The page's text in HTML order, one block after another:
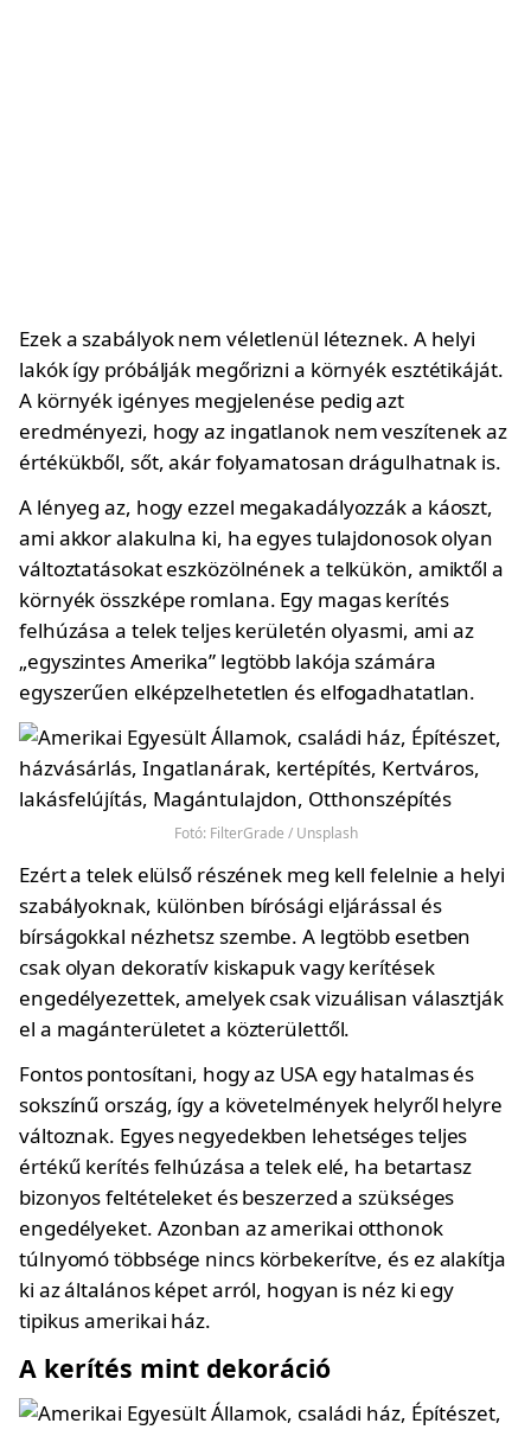
Ezek a szabályok nem véletlenül léteznek. A helyi
lakók így próbálják megőrizni a környék esztétikáját.
A környék igényes megjelenése pedig azt
eredményezi, hogy az ingatlanok nem veszítenek az
értékükből, sőt, akár folyamatosan drágulhatnak is.
A lényeg az, hogy ezzel megakadályozzák a káoszt,
ami akkor alakulna ki, ha egyes tulajdonosok olyan
változtatásokat eszközölnének a telkükön, amiktől a
környék összképe romlana. Egy magas kerítés
felhúzása a telek teljes kerületén olyasmi, ami az
„egyszintes Amerika” legtöbb lakója számára
egyszerűen elképzelhetetlen és elfogadhatatlan.
Fotó: FilterGrade / Unsplash
Ezért a telek elülső részének meg kell felelnie a helyi
szabályoknak, különben bírósági eljárással és
bírságokkal nézhetsz szembe. A legtöbb esetben
csak olyan dekoratív kiskapuk vagy kerítések
engedélyezettek, amelyek csak vizuálisan választják
el a magánterületet a közterülettől.
Fontos pontosítani, hogy az USA egy hatalmas és
sokszínű ország, így a követelmények helyről helyre
változnak. Egyes negyedekben lehetséges teljes
értékű kerítés felhúzása a telek elé, ha betartasz
bizonyos feltételeket és beszerzed a szükséges
engedélyeket. Azonban az amerikai otthonok
túlnyomó többsége nincs körbekerítve, és ez alakítja
ki az általános képet arról, hogyan is néz ki egy
tipikus amerikai ház.
A kerítés mint dekoráció